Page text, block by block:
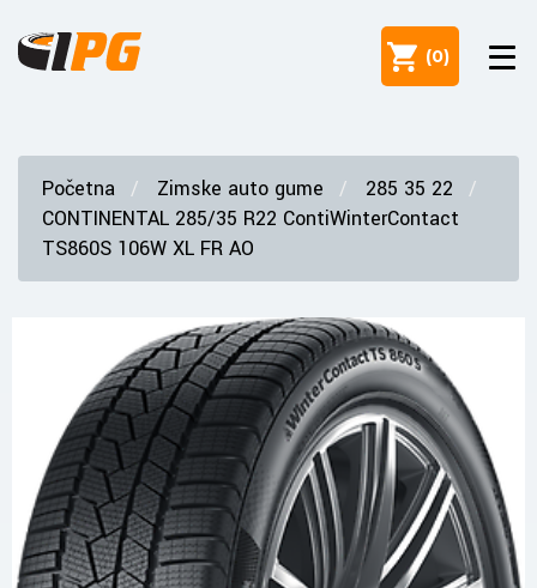
(0)
Početna Zimske auto gume
285 35 22
CONTINENTAL 285/35 R22 ContiWinterContact
TS860S 106W XL FR AO